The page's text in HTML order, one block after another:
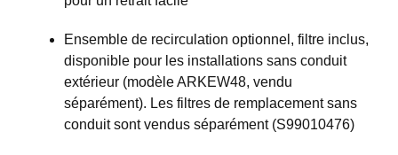
Ensemble de recirculation optionnel, filtre inclus,
disponible pour les installations sans conduit
extérieur (modèle ARKEW48, vendu
séparément). Les filtres de remplacement sans
conduit sont vendus séparément (S99010476)